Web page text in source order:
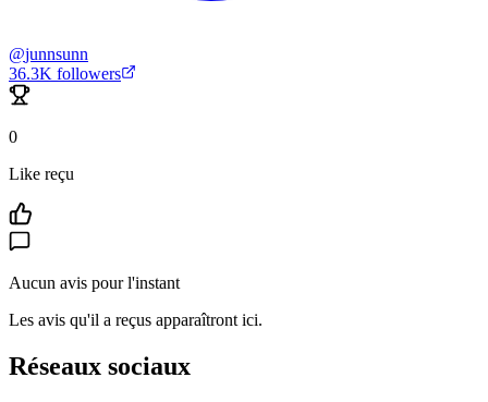
@junnsunn
36.3K followers
0
Like reçu
Aucun avis pour l'instant
Les avis qu'il a reçus apparaîtront ici.
Réseaux sociaux